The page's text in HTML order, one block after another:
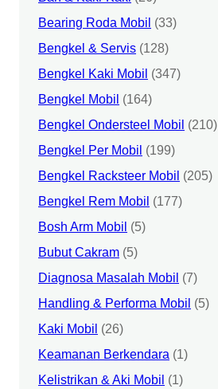
Bearing Roda Mobil (33)
Bengkel & Servis (128)
Bengkel Kaki Mobil (347)
Bengkel Mobil (164)
Bengkel Ondersteel Mobil (210)
Bengkel Per Mobil (199)
Bengkel Racksteer Mobil (205)
Bengkel Rem Mobil (177)
Bosh Arm Mobil (5)
Bubut Cakram (5)
Diagnosa Masalah Mobil (7)
Handling & Performa Mobil (5)
Kaki Mobil (26)
Keamanan Berkendara (1)
Kelistrikan & Aki Mobil (1)